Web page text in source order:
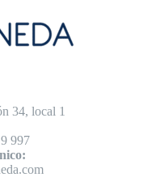
34, local 1
997